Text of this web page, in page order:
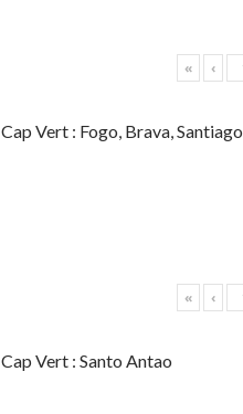
« ‹
Cap Vert : Fogo, Brava, Santiago
« ‹
Cap Vert : Santo Antao